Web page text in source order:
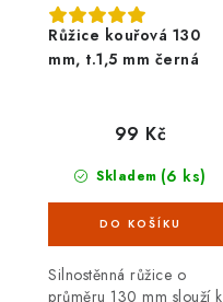
Růžice kouřová 130
mm, t.1,5 mm černá
Skladem (6 ks)
99 Kč
Silnostěnná růžice o
průměru 130 mm slouží k